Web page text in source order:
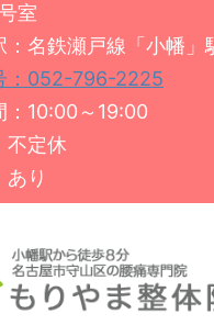
室
：名鉄瀬戸線「小幡
：052-796-2225
：10:00～19:00
不定休
あり